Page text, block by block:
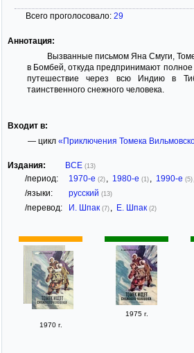
Всего проголосовало: 29
Аннотация:
Вызванные письмом Яна Смуги,
в Бомбей, откуда предпринимают
путешествие через всю Индию в
таинственного снежного человека.
Входит в:
— цикл «Приключения Томека
Издания: ВСЕ (13)
/период: 1970-е (2) 1980-е (1) 1990-е (5)
/языки: русский (13)
/перевод: И. Шпак (7) Е. Шпак (2)
1970 г.
1975 г.